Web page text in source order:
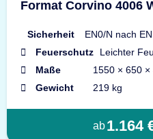
Format Corvino 4006
Sicherheit
EN0/N nach
Feuerschutz
Leichter
Maße
1550 × 650 ×
Gewicht
219 kg
ab1.164